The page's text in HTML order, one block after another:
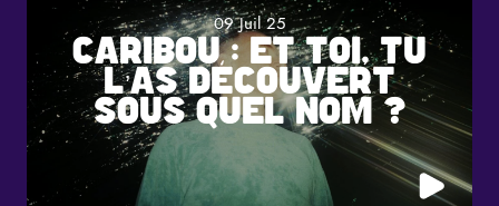
09 Juil 25
CARIBOU : ET TOI, TU
L’AS DÉCOUVERT
SOUS QUEL NOM ?